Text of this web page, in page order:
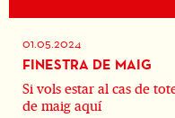
01.05.2024
FINESTRA DE MAIG
Si vols estar al cas de
de maig aquí